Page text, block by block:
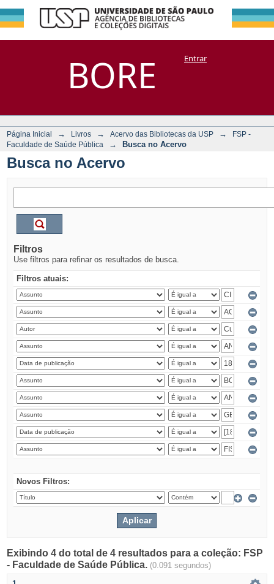
BORE
Busca no Acervo
DSpace/Manakin + CoriscoEntrar
Página Inicial → Livros → Acervo das Bibliotecas da USP →
FSP -
Faculdade de Saúde Pública
→ Busca no Acervo
Busca no Acervo
Filtros
Use filtros para refinar os resultados de busca.
Filtros atuais:
Novos Filtros:
Exibindo 4 do total de 4 resultados para a coleção: FSP
- Faculdade de Saúde Pública. (0.091 segundos)